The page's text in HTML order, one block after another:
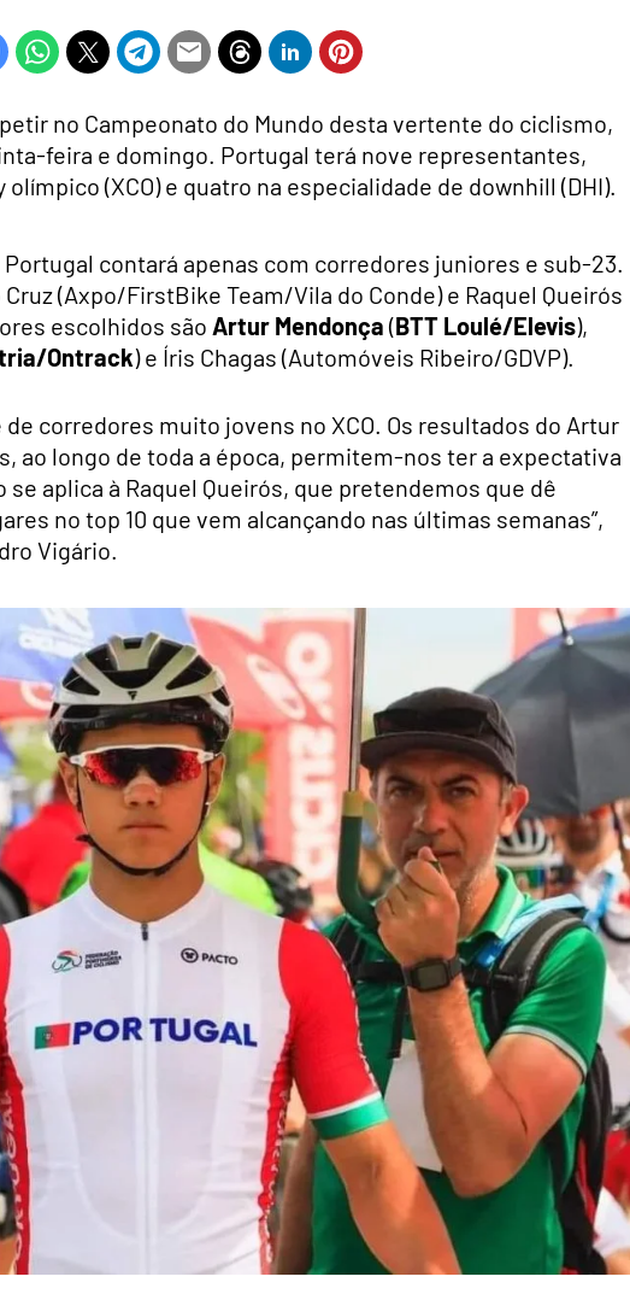
no Campeonato do Mundo desta vertente do ciclismo,
feira e domingo. Portugal terá nove representantes,
(XCO) e quatro na especialidade de downhill (DHI).
contará apenas com corredores juniores e sub-23.
(Axpo/FirstBike Team/Vila do Conde) e Raquel Queirós
escolhidos são Artur Mendonça (BTT Loulé/Elevis),
Ontrack) e Íris Chagas (Automóveis Ribeiro/GDVP).
corredores muito jovens no XCO. Os resultados do Artur
ao longo de toda a época, permitem-nos ter a expectativa
aplica à Raquel Queirós, que pretendemos que dê
no top 10 que vem alcançando nas últimas semanas”,
Vigário.